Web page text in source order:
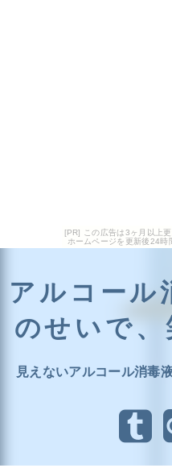
[PR] この広告は3ヶ月以上
ホームページを更新後24時
アルコール
のせいで、
見えないアルコール消毒